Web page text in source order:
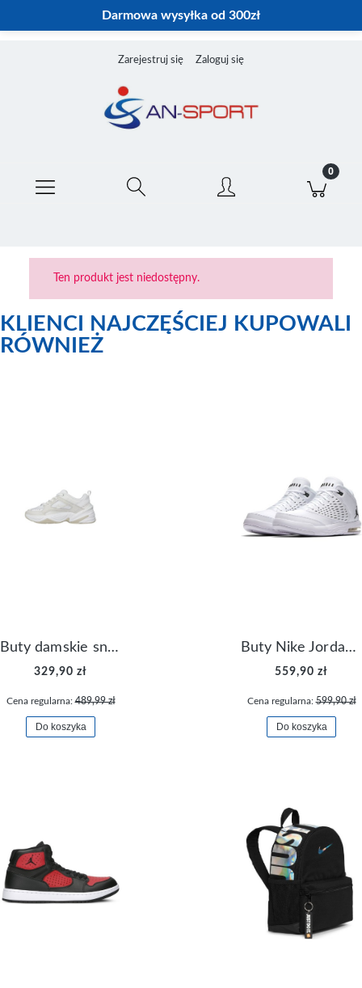
Darmowa wysyłka od 300zł
Zarejestruj się Zaloguj się
Ten produkt jest niedostępny.
KLIENCI NAJCZĘŚCIEJ KUPOWALI
RÓWNIEŻ
Buty damskie sneakersy Nike M2K Tekno AO3108-006
329,90 zł
Cena regularna:489,99 zł
Do koszyka
Buty Nike Jordan Flight Origin 4 921196-100
559,90 zł
Cena regularna:599,90 zł
Do koszyka